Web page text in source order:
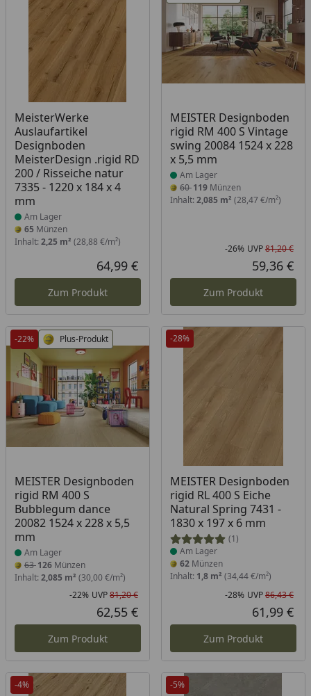
MeisterWerke
Auslaufartikel
Designboden
MeisterDesign .rigid RD
200 / Risseiche natur
7335 - 1220 x 184 x 4
mm
Produkt am Lager
Am Lager
65 Münzen
Inhalt: 2,25 m² (28,88 €/m²)
Aktueller Preis
64,99 €
Zum Produkt
MEISTER Designboden
rigid RM 400 S Vintage
swing 20084 1524 x 228
x 5,5 mm
Produkt am Lager
Am Lager
60119Münzen
Inhalt: 2,085 m² (28,47 €/m²)
-26% UVP81,20 €
59,36 €
Zum Produkt
-22% Plus-Produkt
MEISTER Designboden
rigid RM 400 S
Bubblegum dance
20082 1524 x 228 x 5,5
mm
Produkt am Lager
Am Lager
63126 Münzen
Inhalt: 2,085 m² (30,00 €/m²)
Rabatt in Prozent
-22%
Ursprünglicher Preis
UVP81,20 €
Aktueller Preis
62,55 €
Zum Produkt
-28%
MEISTER Designboden
rigid RL 400 S Eiche
Natural Spring 7431 -
1830 x 197 x 6 mm
(1)
Produkt am Lager
Am Lager
62Münzen
Inhalt: 1,8 m² (34,44 €/m²)
-28% UVP86,43 €
61,99 €
Zum Produkt
-4% -5%